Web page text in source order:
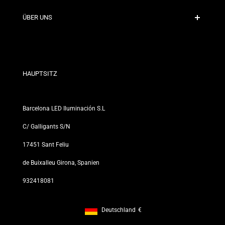
Kontakt
ÜBER UNS
Unsere Geschäfte
HAUPTSITZ
Barcelona LED Iluminación S.L
C/ Galligants S/N
17451 Sant Feliu
de Buixalleu Girona, Spanien
932418081
Footer: Deutschland, €
Deutschland €